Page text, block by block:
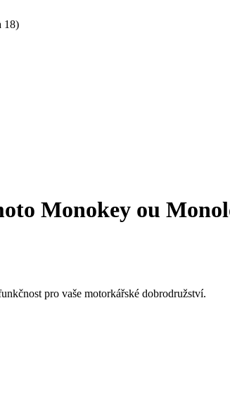
18)
Monokey ou
pro vaše motorkářské dobrodružství.